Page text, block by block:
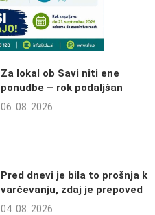
Za lokal ob Savi niti ene
ponudbe – rok podaljšan
06. 08. 2026
Pred dnevi je bila to prošnja k
varčevanju, zdaj je prepoved
04. 08. 2026